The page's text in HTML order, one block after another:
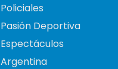
Policiales
Pasión Deportiva
Espectáculos
Argentina